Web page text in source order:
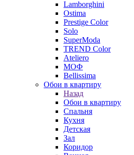
Lamborghini
Ostima
Prestige Color
Solo
SuperModa
TREND Color
Ateliero
МОФ
Bellissima
Обои в квартиру
Назад
Обои в квартиру
Спальня
Кухня
Детская
Зал
Коридор